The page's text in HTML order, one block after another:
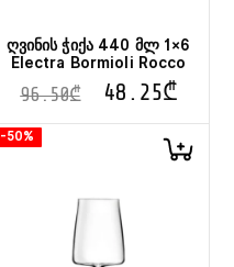
ღვინის ჭიქა 440 მლ 1×6
Electra Bormioli Rocco
96.50₾ 48.25₾
-50%